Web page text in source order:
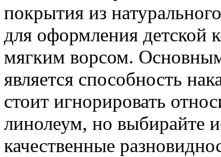
покрытия из
для оформления детской
мягким ворсом.
является способность
стоит игнорировать
линолеум, но выбирайте
качественные